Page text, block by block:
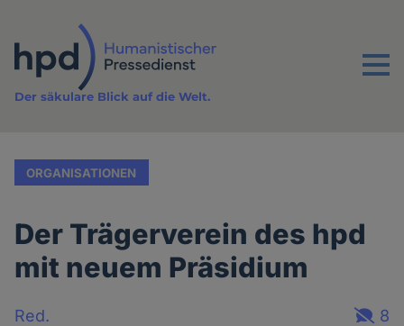
Inhalt
Menu
Der säkulare Blick auf die Welt.
ORGANISATIONEN
Der Trägerverein des hpd
mit neuem Präsidium
Red.
8